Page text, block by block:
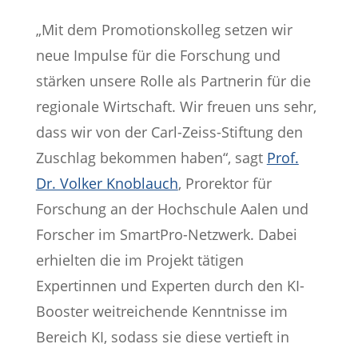
„Mit dem Promotionskolleg setzen wir
neue Impulse für die Forschung und
stärken unsere Rolle als Partnerin für die
regionale Wirtschaft. Wir freuen uns sehr,
dass wir von der Carl-Zeiss-Stiftung den
Zuschlag bekommen haben“, sagt Prof.
Dr. Volker Knoblauch, Prorektor für
Forschung an der Hochschule Aalen und
Forscher im SmartPro-Netzwerk. Dabei
erhielten die im Projekt tätigen
Expertinnen und Experten durch den KI-
Booster weitreichende Kenntnisse im
Bereich KI, sodass sie diese vertieft in